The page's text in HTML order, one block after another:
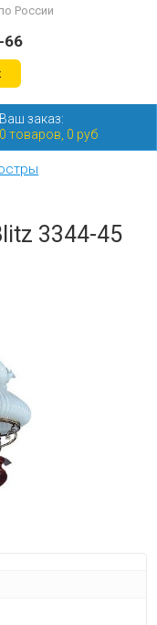
России
66
Ваш заказ:
0 товаров, 0 руб
3344-45